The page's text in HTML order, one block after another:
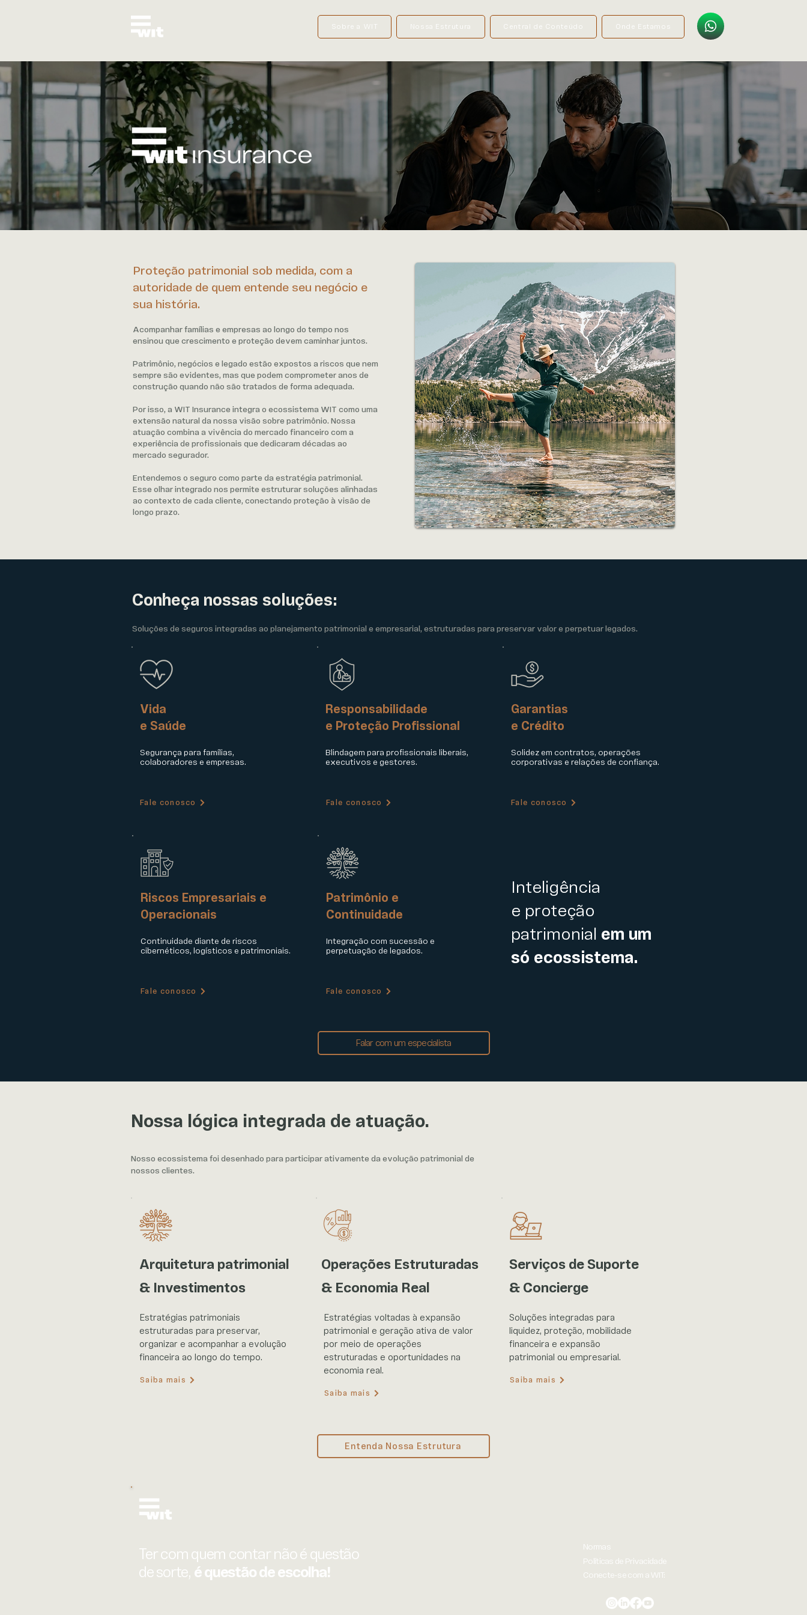
Sobre a WIT Nossa Estrutura Central de Conteúdo Onde Estamos
Proteção patrimonial sob medida, com a
autoridade de quem entende seu negócio e
sua história.
Acompanhar famílias e empresas ao longo do tempo nos
ensinou que crescimento e proteção devem caminhar juntos.
Patrimônio, negócios e legado estão expostos a riscos que nem
sempre são evidentes, mas que podem comprometer anos de
construção quando não são tratados de forma adequada.
Por isso, a WIT Insurance integra o ecossistema WIT como uma
extensão natural da nossa visão sobre patrimônio. Nossa
atuação combina a vivência do mercado financeiro com a
experiência de profissionais que dedicaram décadas ao
mercado segurador.
Entendemos o seguro como parte da estratégia patrimonial.
Esse olhar integrado nos permite estruturar soluções alinhadas
ao contexto de cada cliente, conectando proteção à visão de
longo prazo.
Conheça nossas soluções:
Soluções de seguros integradas ao planejamento patrimonial e empresarial, estruturadas para preservar valor e perpetuar legados.
Vida
e Saúde
Segurança para famílias,
colaboradores e empresas.
Fale conosco
Responsabilidade
e Proteção Profissional
Blindagem para profissionais liberais,
executivos e gestores.
Fale conosco
Garantias
e Crédito
Solidez em contratos, operações
corporativas e relações de confiança.
Fale conosco
Riscos Empresariais e
Operacionais
Continuidade diante de riscos
cibernéticos, logísticos e patrimoniais.
Fale conosco
Patrimônio e
Continuidade
Integração com sucessão e
perpetuação de legados.
Fale conosco
Inteligência
e proteção
patrimonial em um
só ecossistema.
Falar com um especialista
Nossa lógica integrada de atuação.
Nosso ecossistema foi desenhado para participar ativamente da evolução patrimonial de
nossos clientes.
Arquitetura patrimonial
& Investimentos
Estratégias patrimoniais
estruturadas para preservar,
organizar e acompanhar a evolução
financeira ao longo do tempo.
Saiba mais
Operações Estruturadas
& Economia Real
Estratégias voltadas à expansão
patrimonial e geração ativa de valor
por meio de operações
estruturadas e oportunidades na
economia real.
Saiba mais
Serviços de Suporte
& Concierge
Soluções integradas para
liquidez, proteção, mobilidade
financeira e expansão
patrimonial ou empresarial.
Saiba mais
Entenda Nossa Estrutura
Ter com quem contar não é questão
de sorte, é questão de escolha!
Normas
Políticas de Privacidade
Conecte-se com a WIT: